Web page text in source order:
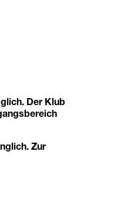
Der Klub
Zur